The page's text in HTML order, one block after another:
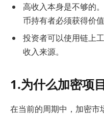
高收入本身是不够的
币持有者必须获得价值
投资者可以使用链上
收入来源。
1.为什么加密项
在当前的周期中，加密市